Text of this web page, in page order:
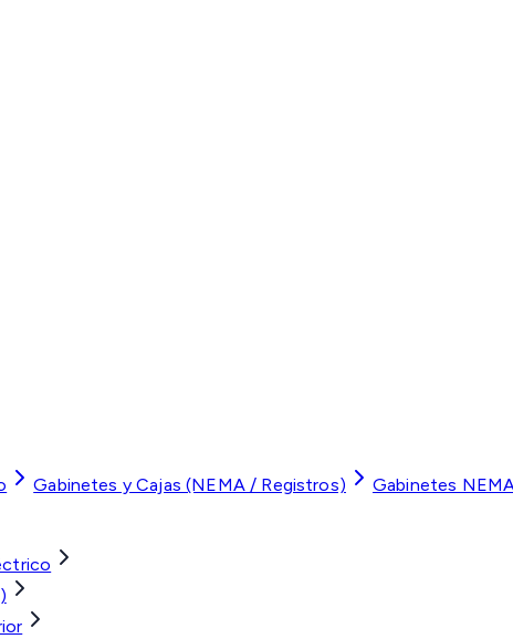
Gabinetes y Cajas (NEMA / Registros) Gabinetes